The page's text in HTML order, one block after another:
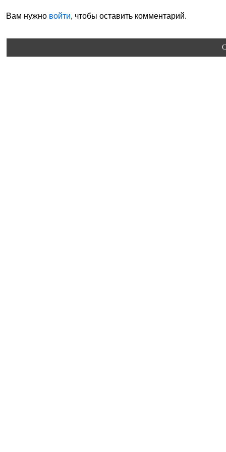
Вам нужно войти, чтобы оставить комментарий.